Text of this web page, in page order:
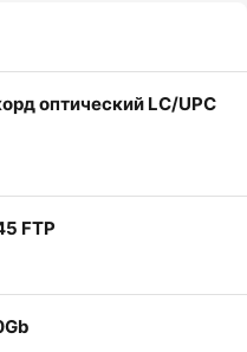
оптический LC/UPC
FTP